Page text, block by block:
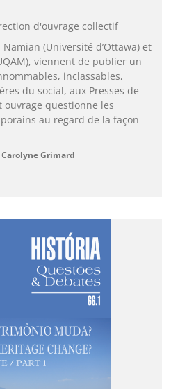
d'ouvrage collectif
(Université d’Ottawa) et
viennent de publier un
inclassables,
du social, aux Presses de
ouvrage questionne les
au regard de la façon
Grimard